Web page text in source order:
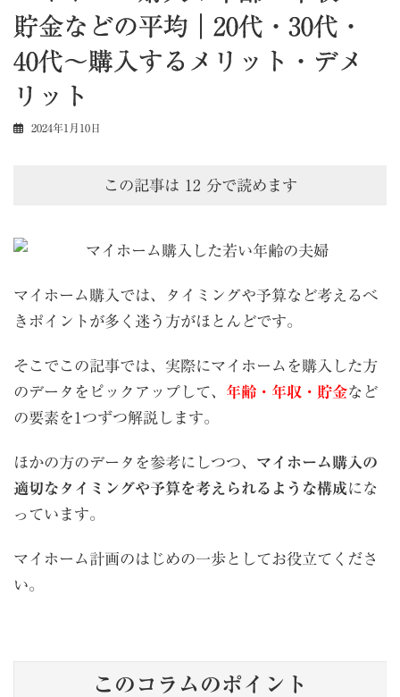
貯金などの平均｜20代・30代・
40代〜購入するメリット・デメ
リット
2024年1月10日
この記事は 12 分で読めます
マイホーム購入では、タイミングや予算など考えるべ
きポイントが多く迷う方がほとんどです。
そこでこの記事では、実際にマイホームを購入した方
のデータをピックアップして、 年齢・年収・貯金など
の要素を1 つずつ解説します。
ほかの方のデータを参考にしつつ、 マイホーム購入の
適切なタイミングや予算を考えられるような構成にな
っています。
マイホーム計画のはじめの一歩としてお役立てくださ
い。
このコラムのポイント